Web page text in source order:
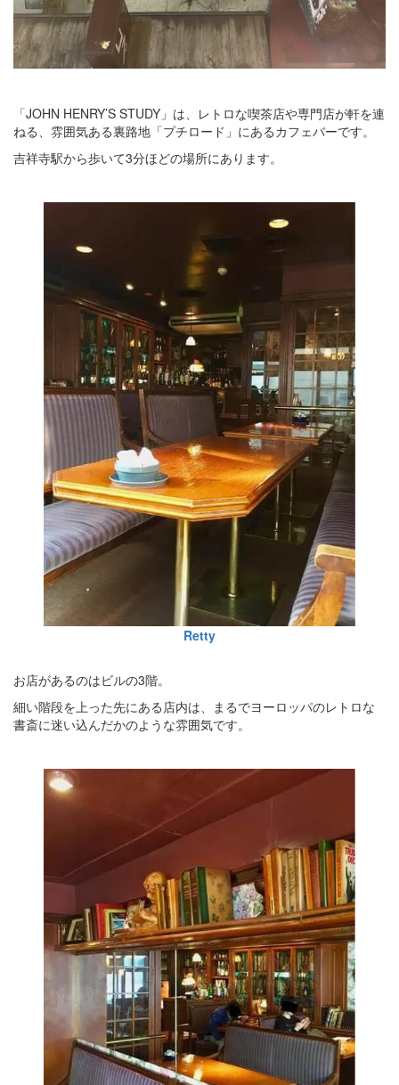
「JOHN HENRY’S STUDY」は、レトロな喫茶店や専門店が軒を連
ねる、雰囲気ある裏路地「プチロード」にあるカフェバーです。
吉祥寺駅から歩いて3分ほどの場所にあります。
Retty
お店があるのはビルの3階。
細い階段を上った先にある店内は、まるでヨーロッパのレトロな
書斎に迷い込んだかのような雰囲気です。